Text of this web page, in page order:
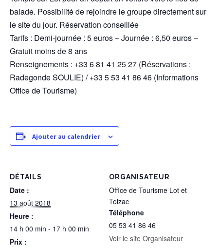
balade. Possibilité de rejoindre le groupe directement sur
le site du jour. Réservation conseillée
Tarifs : Demi-journée : 5 euros – Journée : 6,50 euros –
Gratuit moins de 8 ans
Renseignements : +33 6 81 41 25 27 (Réservations :
Radegonde SOULIE) / +33 5 53 41 86 46 (Informations
Office de Tourisme)
Ajouter au calendrier
DÉTAILS
Date :
13 août 2018
Heure :
14 h 00 min - 17 h 00 min
Prix :
ORGANISATEUR
Office de Tourisme Lot et
Tolzac
Téléphone
05 53 41 86 46
Voir le site Organisateur